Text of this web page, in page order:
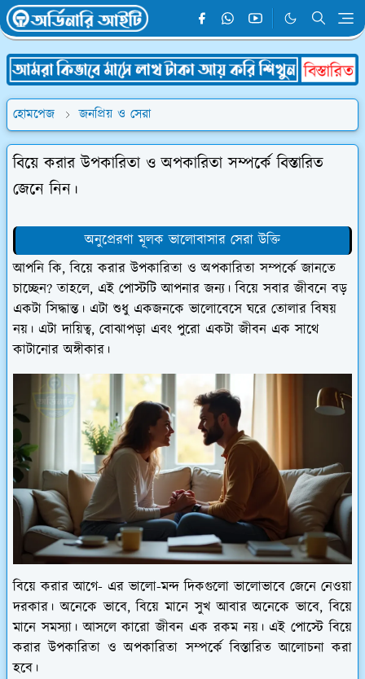
হোমপেজ জনপ্রিয় ও সেরা
বিয়ে করার উপকারিতা ও অপকারিতা সম্পর্কে বিস্তারিত
জেনে নিন।
অনুপ্রেরণা মূলক ভালোবাসার সেরা উক্তি
আপনি কি, বিয়ে করার উপকারিতা ও অপকারিতা সম্পর্কে জানতে
চাচ্ছেন? তাহলে, এই পোস্টটি আপনার জন্য। বিয়ে সবার জীবনে বড়
একটা সিদ্ধান্ত। এটা শুধু একজনকে ভালোবেসে ঘরে তোলার বিষয়
নয়। এটা দায়িত্ব, বোঝাপড়া এবং পুরো একটা জীবন এক সাথে
কাটানোর অঙ্গীকার।
বিয়ে করার আগে- এর ভালো-মন্দ দিকগুলো ভালোভাবে জেনে নেওয়া
দরকার। অনেকে ভাবে, বিয়ে মানে সুখ আবার অনেকে ভাবে, বিয়ে
মানে সমস্যা। আসলে কারো জীবন এক রকম নয়। এই পোস্টে বিয়ে
করার উপকারিতা ও অপকারিতা সম্পর্কে বিস্তারিত আলোচনা করা
হবে।